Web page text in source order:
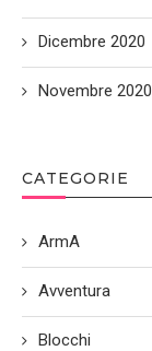
Dicembre 2020
Novembre 2020
CATEGORIE
ArmA
Avventura
Blocchi